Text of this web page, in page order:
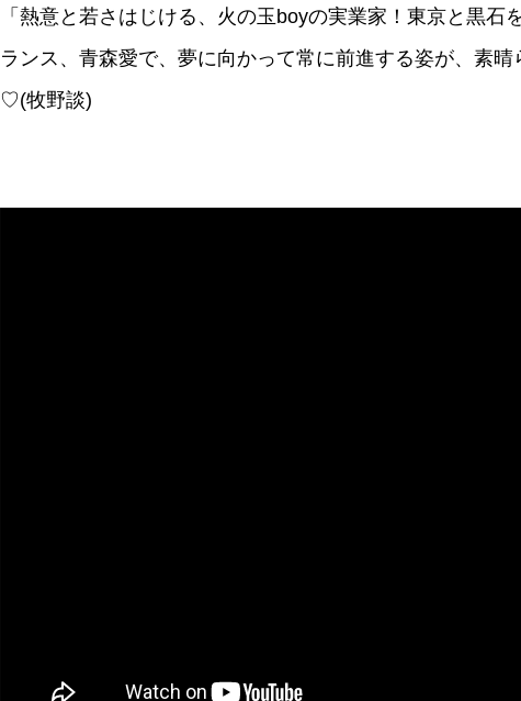
「熱意と若さはじける、火の玉boyの実業家！東京と黒
ランス、青森愛で、夢に向かって常に前進する姿が、素
♡(牧野談)